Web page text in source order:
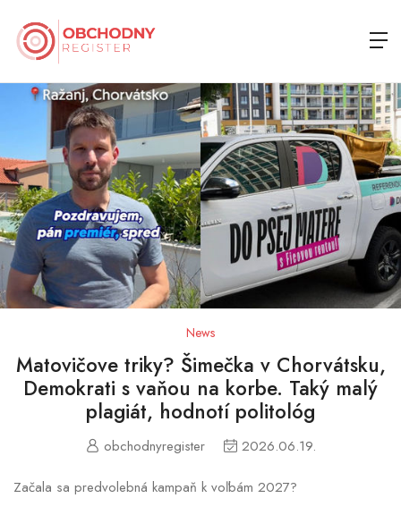
News
Matovičove triky? Šimečka v Chorvátsku,
Demokrati s vaňou na korbe. Taký malý
plagiát, hodnotí politológ
obchodnyregister 2026.06.19.
Začala sa predvolebná kampaň k voľbám 2027?